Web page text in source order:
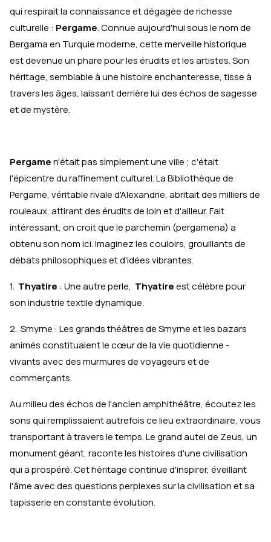
qui respirait la connaissance et dégagée de richesse
culturelle : Pergame. Connue aujourd'hui sous le nom de
Bergama en Turquie moderne, cette merveille historique
est devenue un phare pour les érudits et les artistes. Son
héritage, semblable à une histoire enchanteresse, tisse à
travers les âges, laissant derrière lui des échos de sagesse
et de mystère.
Pergamen'était pas simplement une ville ; c'était
l'épicentre du raffinement culturel. La Bibliothèque de
Pergame, véritable rivale d'Alexandrie, abritait des milliers de
rouleaux, attirant des érudits de loin et d'ailleur. Fait
intéressant, on croit que le parchemin (pergamena) a
obtenu son nom ici. Imaginez les couloirs, grouillants de
débats philosophiques et d'idées vibrantes.
1. Thyatire : Une autre perle, Thyatireest célèbre pour
son industrie textile dynamique.
2. Smyrne : Les grands théâtres de Smyrne et les bazars
animés constituaient le cœur de la vie quotidienne -
vivants avec des murmures de voyageurs et de
commerçants.
Au milieu des échos de l'ancien amphithéâtre, écoutez les
sons qui remplissaient autrefois ce lieu extraordinaire, vous
transportant à travers le temps. Le grand autel de Zeus, un
monument géant, raconte les histoires d'une civilisation
qui a prospéré. Cet héritage continue d'inspirer, éveillant
l'âme avec des questions perplexes sur la civilisation et sa
tapisserie en constante évolution.